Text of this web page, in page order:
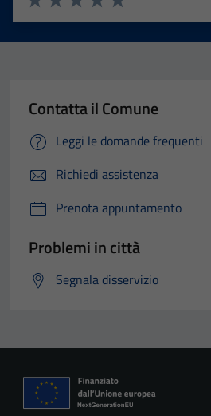
Valuta 5 stelle su 5
Valuta 4 stelle su 5
Valuta 3 stelle su 5
Valuta 2 stelle su 5
Valuta 1 stelle su 5
Contatta il Comune
Leggi le domande frequenti
Richiedi assistenza
Prenota appuntamento
Problemi in città
Segnala disservizio